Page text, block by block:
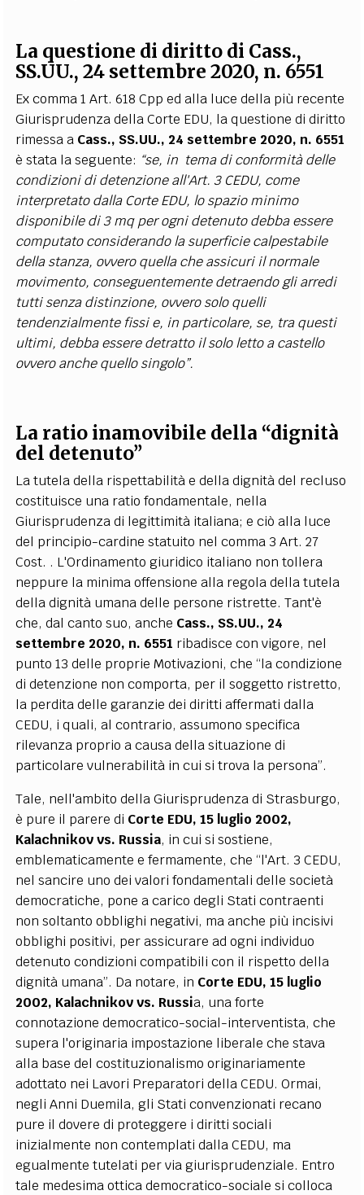
La questione di diritto di Cass.,
SS.UU., 24 settembre 2020, n. 6551
Ex comma 1 Art. 618 Cpp ed alla luce della più recente
Giurisprudenza della Corte EDU, la questione di diritto
rimessa a Cass., SS.UU., 24 settembre 2020, n. 6551
è stata la seguente: “se, in tema di conformità delle
condizioni di detenzione all'Art. 3 CEDU, come
interpretato dalla Corte EDU, lo spazio minimo
disponibile di 3 mq per ogni detenuto debba essere
computato considerando la superficie calpestabile
della stanza, ovvero quella che assicuri il normale
movimento, conseguentemente detraendo gli arredi
tutti senza distinzione, ovvero solo quelli
tendenzialmente fissi e, in particolare, se, tra questi
ultimi, debba essere detratto il solo letto a castello
ovvero anche quello singolo”.
La ratio inamovibile della “dignità
del detenuto”
La tutela della rispettabilità e della dignità del recluso
costituisce una ratio fondamentale, nella
Giurisprudenza di legittimità italiana; e ciò alla luce
del principio-cardine statuito nel comma 3 Art. 27
Cost. . L'Ordinamento giuridico italiano non tollera
neppure la minima offensione alla regola della tutela
della dignità umana delle persone ristrette. Tant'è
che, dal canto suo, anche Cass., SS.UU., 24
settembre 2020, n. 6551 ribadisce con vigore, nel
punto 13 delle proprie Motivazioni, che “la condizione
di detenzione non comporta, per il soggetto ristretto,
la perdita delle garanzie dei diritti affermati dalla
CEDU, i quali, al contrario, assumono specifica
rilevanza proprio a causa della situazione di
particolare vulnerabilità in cui si trova la persona”.
Tale, nell'ambito della Giurisprudenza di Strasburgo,
è pure il parere di Corte EDU, 15 luglio 2002,
Kalachnikov vs. Russia, in cui si sostiene,
emblematicamente e fermamente, che “l'Art. 3 CEDU,
nel sancire uno dei valori fondamentali delle società
democratiche, pone a carico degli Stati contraenti
non soltanto obblighi negativi, ma anche più incisivi
obblighi positivi, per assicurare ad ogni individuo
detenuto condizioni compatibili con il rispetto della
dignità umana”. Da notare, in Corte EDU, 15 luglio
2002, Kalachnikov vs. Russia, una forte
connotazione democratico-social-interventista, che
supera l'originaria impostazione liberale che stava
alla base del costituzionalismo originariamente
adottato nei Lavori Preparatori della CEDU. Ormai,
negli Anni Duemila, gli Stati convenzionati recano
pure il dovere di proteggere i diritti sociali
inizialmente non contemplati dalla CEDU, ma
egualmente tutelati per via giurisprudenziale. Entro
tale medesima ottica democratico-sociale si colloca